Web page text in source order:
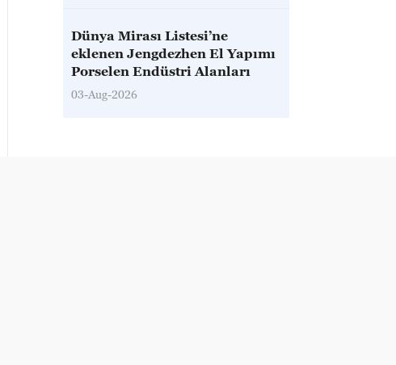
Dünya Mirası Listesi’ne
eklenen Jengdezhen El Yapımı
Porselen Endüstri Alanları
03-Aug-2026